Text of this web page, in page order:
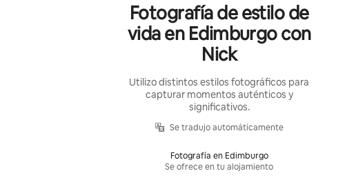
Fotografía de estilo de
vida en Edimburgo con
Nick
Utilizo distintos estilos fotográficos para
capturar momentos auténticos y
significativos.
Se tradujo automáticamente
Fotografía en Edimburgo
Se ofrece en tu alojamiento